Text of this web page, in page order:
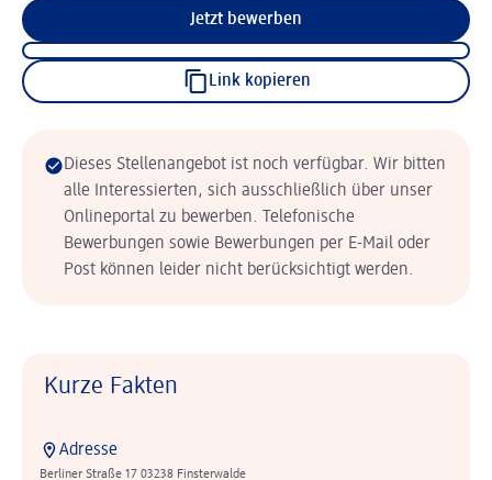
Jetzt bewerben
Link kopieren
Dieses Stellenangebot ist noch verfügbar. Wir bitten
alle Interessierten, sich ausschließlich über unser
Onlineportal zu bewerben. Telefonische
Bewerbungen sowie Bewerbungen per E-Mail oder
Post können leider nicht berücksichtigt werden.
Kurze Fakten
Adresse
Berliner Straße 17 03238 Finsterwalde